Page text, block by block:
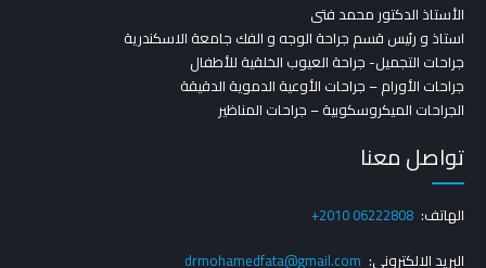
الأستاذ الدكتور محمد فتى
استاذ و رئيس قسم جراحة الوجه و الفك جامعة الاسكندرية
جراحات التجميل- جراحة العيوب الخلقية للأطفال
جراحات الأورام – جراحات الأوعية الدموية الدقيقة
الجراحات الميكروسكوبية – جراحات المناظير
تواصل معنا
الهاتف: +2010 06222808
البريد الالكتروني: drmohamedfata@gmail.com